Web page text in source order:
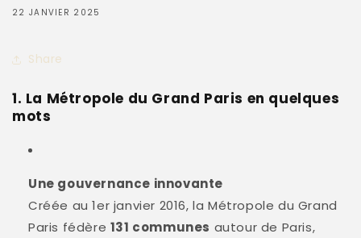
22 JANVIER 2025
Share
1. La Métropole du Grand Paris en quelques
mots
Une gouvernance innovante
Créée au 1er janvier 2016, la Métropole du Grand
Paris fédère 131 communes autour de Paris,